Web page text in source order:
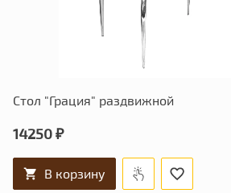
Стол "Грация" раздвижной
14250 ₽
В корзину